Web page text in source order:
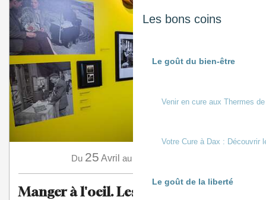
Les bons coins
Le goût du bien-être
Venir en cure aux Thermes
Votre Cure à Dax : Découvrir
Le goût de la liberté
Du 25 Avril au
Manger à l'oeil. Les Français à table